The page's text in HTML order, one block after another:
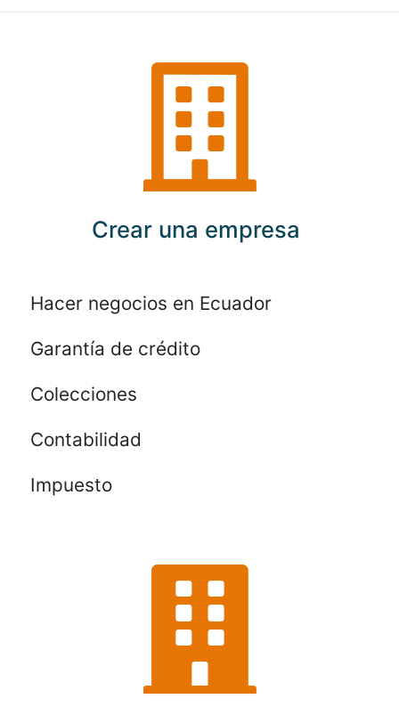
Crear una empresa
Hacer negocios en Ecuador
Garantía de crédito
Colecciones
Contabilidad
Impuesto